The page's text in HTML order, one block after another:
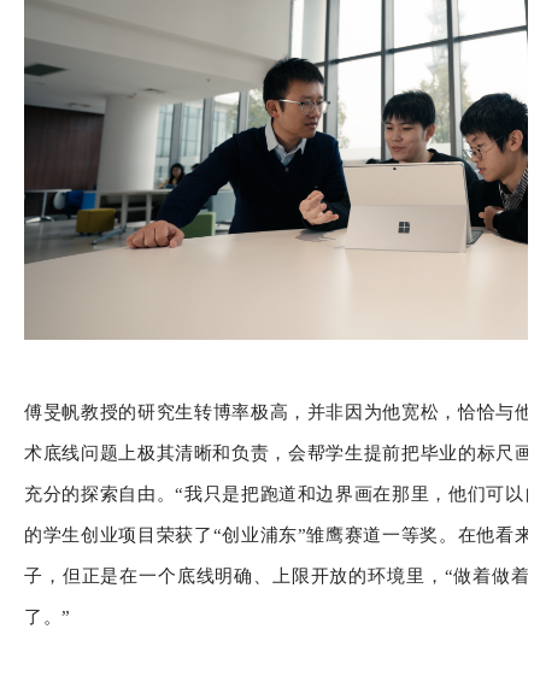
傅旻帆教授的研究生转博率极高，并非因为他宽松，恰恰与
术底线问题上极其清晰和负责，会帮学生提前把毕业的标尺
充分的探索自由。“我只是把跑道和边界画在那里，他们可以
的学生创业项目荣获了“创业浦东”雏鹰赛道一等奖。在他看
子，但正是在一个底线明确、上限开放的环境里，“做着做着
了。”